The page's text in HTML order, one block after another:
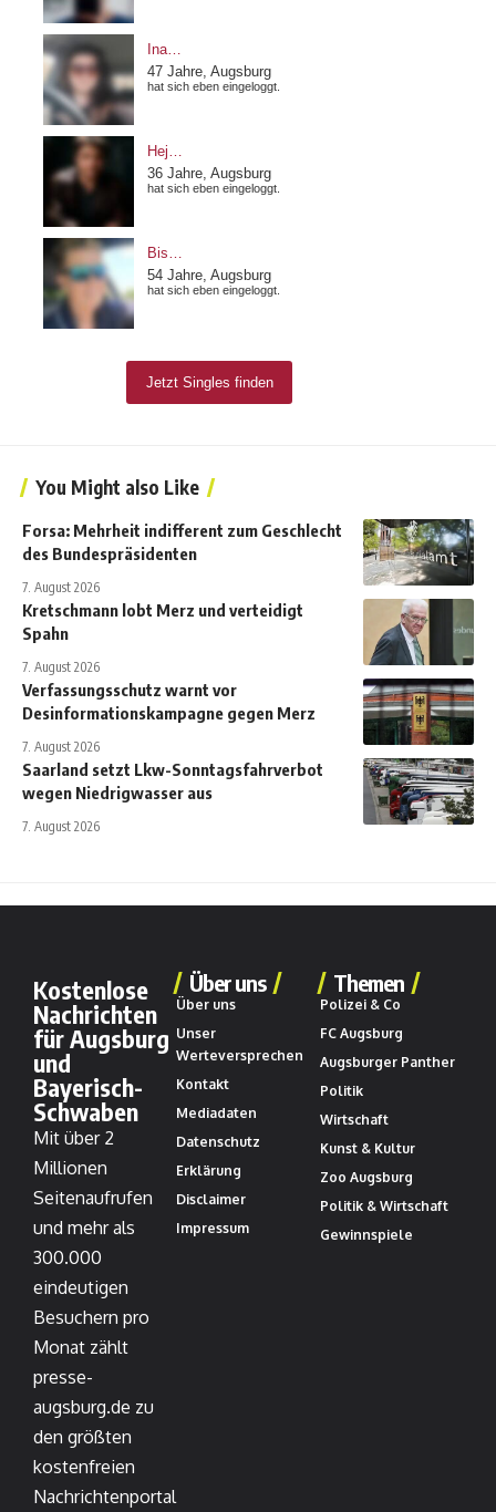
You Might also Like
Forsa: Mehrheit indifferent zum Geschlecht
des Bundespräsidenten
7. August 2026
Kretschmann lobt Merz und verteidigt
Spahn
7. August 2026
Verfassungsschutz warnt vor
Desinformationskampagne gegen Merz
7. August 2026
Saarland setzt Lkw-Sonntagsfahrverbot
wegen Niedrigwasser aus
7. August 2026
Kostenlose
Nachrichten
für Augsburg
und
Bayerisch-
Schwaben
Mit über 2
Millionen
Seitenaufrufen
und mehr als
300.000
eindeutigen
Besuchern pro
Monat zählt
presse-
augsburg.de zu
den größten
kostenfreien
Nachrichtenportal
Über uns
Über uns
Unser
Werteversprechen
Kontakt
Mediadaten
Datenschutz
Erklärung
Disclaimer
Impressum
Themen
Polizei & Co
FC Augsburg
Augsburger Panther
Politik
Wirtschaft
Kunst & Kultur
Zoo Augsburg
Politik & Wirtschaft
Gewinnspiele